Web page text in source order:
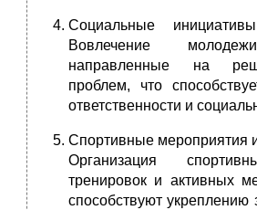
Социальные
Вовлечение
направленные на
проблем, что
ответственности и
Спортивные мероприятия
Организация
тренировок и активных
способствуют укреплению